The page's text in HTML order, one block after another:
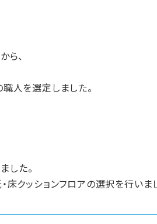
ら、
人を選定しました。
した。
床クッションフロアの選択を行いま